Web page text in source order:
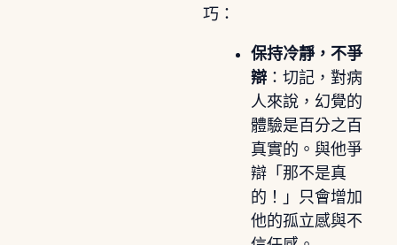
巧：
保持冷靜，不爭
辯：切記，對病
人來說，幻覺的
體驗是百分之百
真實的。與他爭
辯「那不是真
的！」只會增加
他的孤立感與不